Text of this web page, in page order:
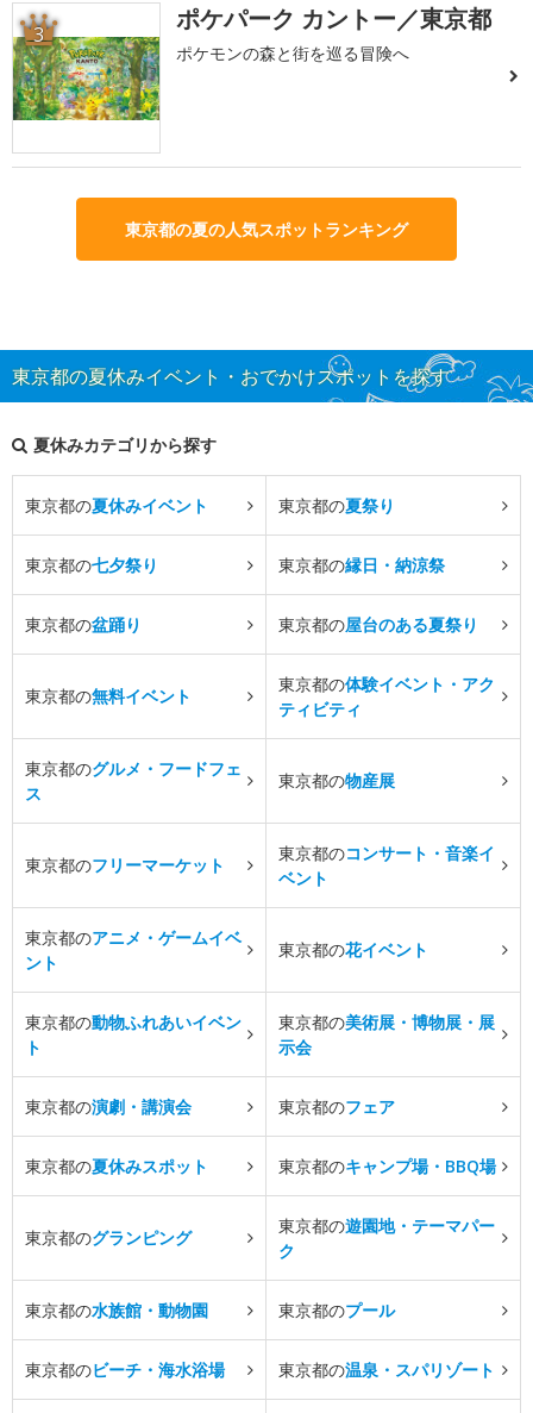
3 ポケパーク カントー／東京都
ポケモンの森と街を巡る冒険へ
東京都の夏の人気スポットランキング
東京都の夏休みイベント・おでかけスポットを探す
夏休みカテゴリから探す
東京都の夏休みイベント 東京都の夏祭り
東京都の七夕祭り 東京都の縁日・納涼祭
東京都の盆踊り 東京都の屋台のある夏祭り
東京都の無料イベント
東京都の体験イベント・アク
ティビティ
東京都のグルメ・フードフェ
ス
東京都の物産展
東京都のフリーマーケット
東京都のコンサート・音楽イ
ベント
東京都のアニメ・ゲームイベ
ント
東京都の花イベント
東京都の動物ふれあいイベン
ト
東京都の美術展・博物展・展
示会
東京都の演劇・講演会 東京都のフェア
東京都の夏休みスポット 東京都のキャンプ場・BBQ場
東京都のグランピング
東京都の遊園地・テーマパー
ク
東京都の水族館・動物園 東京都のプール
東京都のビーチ・海水浴場 東京都の温泉・スパリゾート